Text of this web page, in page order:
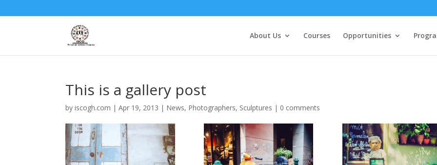
About Us Courses Opportunities
This is a gallery post
byiscogh.com |Apr 19, 2013 | News, Photographers, Sculptures | 0 comments